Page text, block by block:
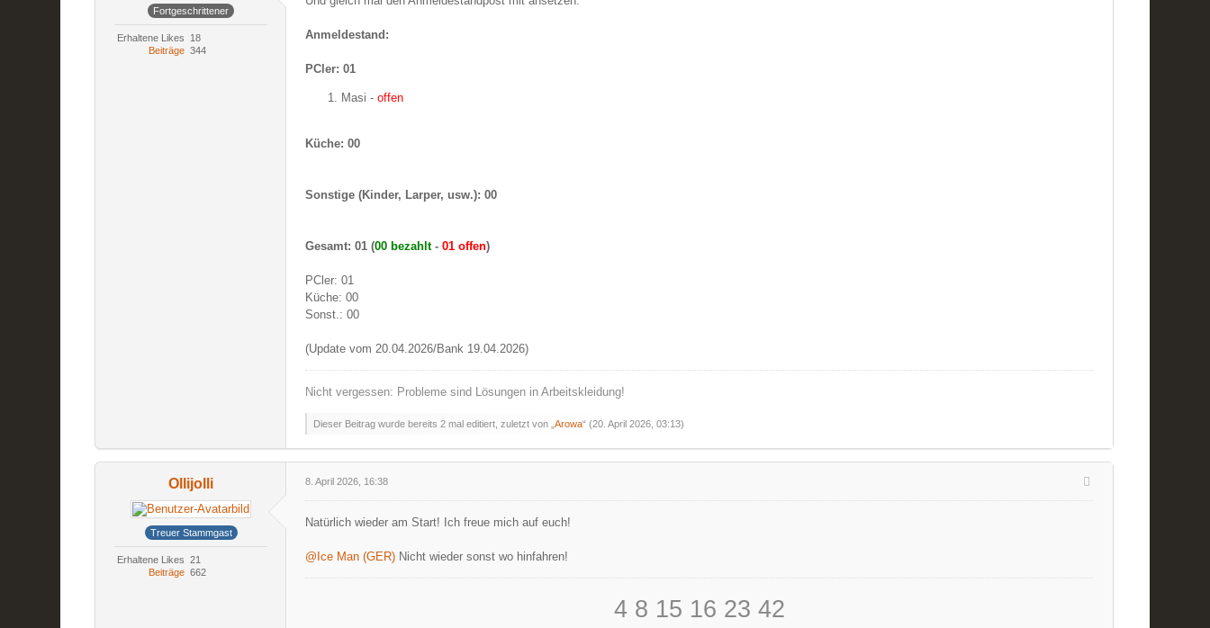
Fortgeschrittener
Erhaltene Likes
18
Beiträge 344
Anmeldestand:
PCler: 01
Masi -offen
Küche: 00
Sonstige (Kinder, Larper, usw.): 00
Gesamt: 01 (00 bezahlt-01 offen)
PCler: 01
Küche: 00
Sonst.: 00
(Update vom 20.04.2026/Bank 19.04.2026)
Nicht vergessen: Probleme sind Lösungen in Arbeitskleidung!
Dieser Beitrag wurde bereits 2 mal editiert, zuletzt von „Arowa“ (20. April 2026, 03:13)
Ollijolli
Treuer Stammgast
Erhaltene Likes 21
Beiträge 662
8. April 2026, 16:38
Natürlich wieder am Start! Ich freue mich auf euch!
@Ice Man (GER) Nicht wieder sonst wo hinfahren!
4 8 15 16 23 42